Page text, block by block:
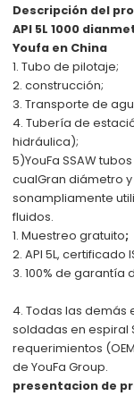
Descripción del
API 5L 1000
Youfa en China
1. Tubo de pilotaje;
2. construcción;
3. Transporte de
4. Tubería de
hidráulica);
5)YouFa SSAW
cualGran diámetro
sonampliamente
fluidos.
1. Muestreo gratuito;
2. API 5L, certificado
3. 100% de
4. Todas las
soldadas en espiral
requerimientos
de YouFa Group.
presentacion de